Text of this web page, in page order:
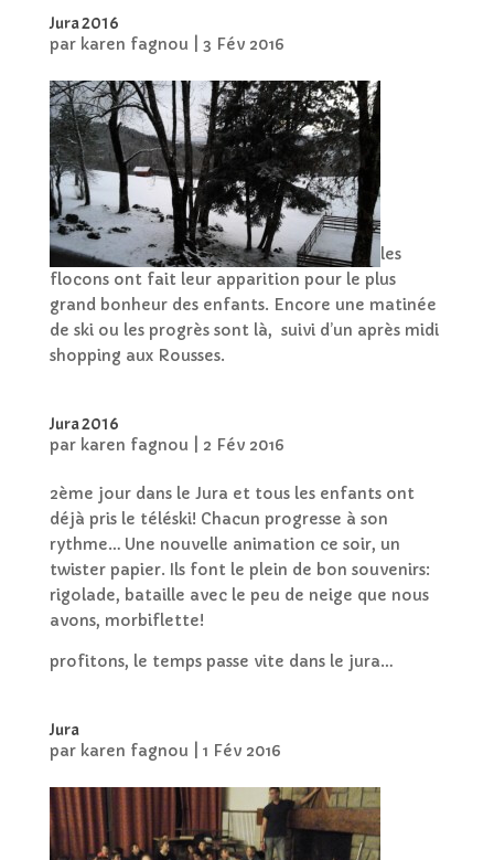
Jura 2016
par karen fagnou 3 Fév 2016
les
flocons ont fait leur apparition pour le plus
grand bonheur des enfants. Encore une matinée
de ski ou les progrès sont là, suivi d’un après midi
shopping aux Rousses.
Jura 2016
par karen fagnou 2 Fév 2016
2ème jour dans le Jura et tous les enfants ont
déjà pris le téléski! Chacun progresse à son
rythme… Une nouvelle animation ce soir, un
twister papier. Ils font le plein de bon souvenirs:
rigolade, bataille avec le peu de neige que nous
avons, morbiflette!
profitons, le temps passe vite dans le jura…
Jura
par karen fagnou 1 Fév 2016